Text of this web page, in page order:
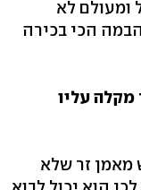
ומעולם לא
הכי בכירה
מקלה עליו
מאמן זר שלא